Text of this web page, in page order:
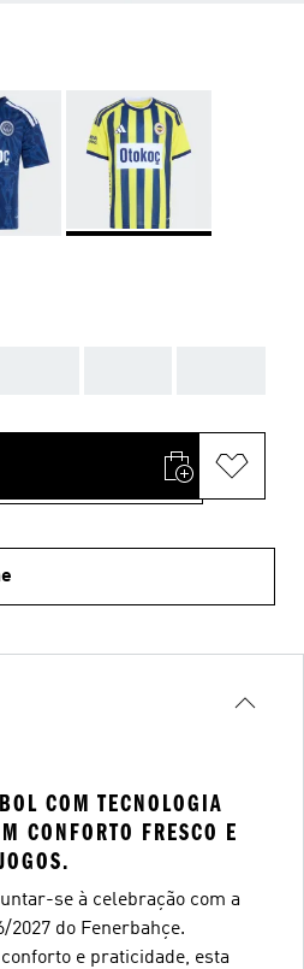
COM TECNOLOGIA
CONFORTO FRESCO E
se à celebração com a
do Fenerbahçe.
e praticidade, esta